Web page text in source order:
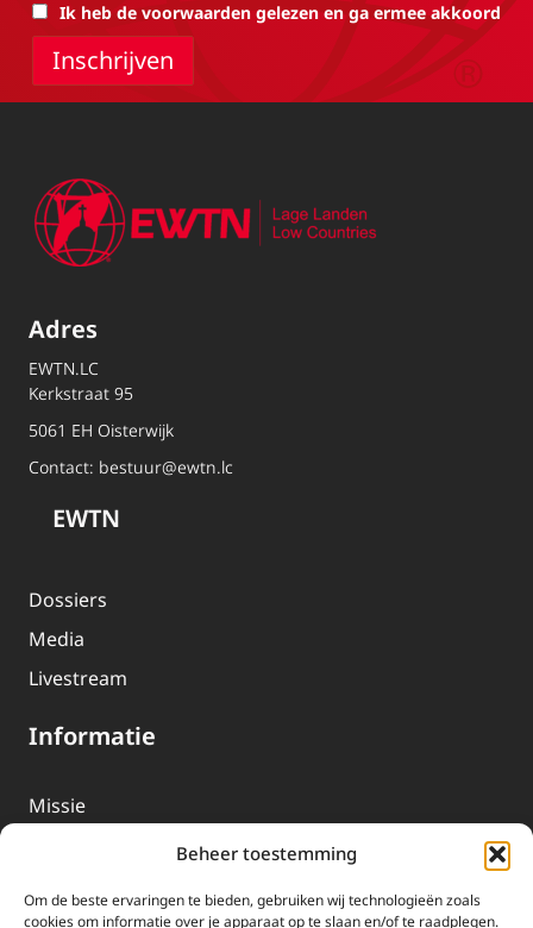
Beheer toestemming
Om de beste ervaringen te bieden, gebruiken wij technologieën zoals
cookies om informatie over je apparaat op te slaan en/of te raadplegen.
Ik heb de voorwaarden gelezen en ga ermee akkoord
Adres
EWTN.LC
Kerkstraat 95
5061 EH Oisterwijk
Contact: bestuur@ewtn.lc
EWTN
Dossiers
Media
Livestream
Informatie
Missie